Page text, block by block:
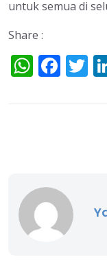
untuk semua di
Share :
W
p
F
k
T